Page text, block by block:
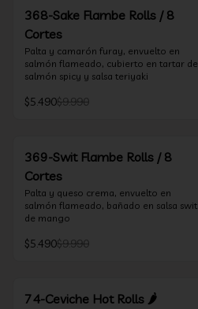
368-Sake Flambe Rolls / 8
Cortes
Palta y camarón furay, envuelto en
salmón flameado, cubierto en tartar de
salmón spicy y salsa teriyaki
$5.490$9.990
369-Swit Flambe Rolls / 8
Cortes
Palta y queso crema, envuelto en
salmón flameado, bañado en salsa swit
de mango
$5.490$9.990
74-Ceviche Hot Rolls 🌶️